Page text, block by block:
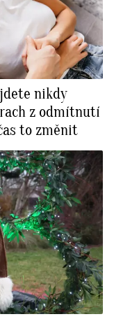
nikdy
z odmítnutí
to změnit